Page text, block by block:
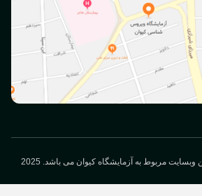
به آزمایشگاه کیوان می باشد. 2025